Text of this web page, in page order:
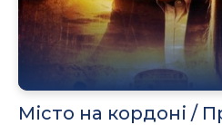
Місто на кордоні /